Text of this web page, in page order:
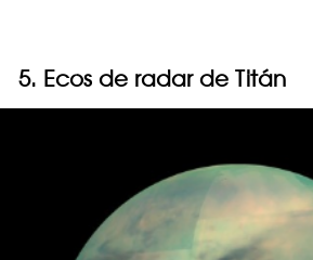
5. Ecos de radar de Titán